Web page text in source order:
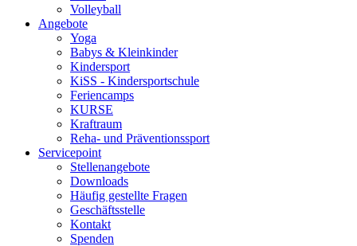
Volleyball
Angebote
Yoga
Babys & Kleinkinder
Kindersport
KiSS - Kindersportschule
Feriencamps
KURSE
Kraftraum
Reha- und Präventionssport
Servicepoint
Stellenangebote
Downloads
Häufig gestellte Fragen
Geschäftsstelle
Kontakt
Spenden